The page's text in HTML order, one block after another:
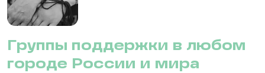
Группы поддержки в любом
городе России и мира